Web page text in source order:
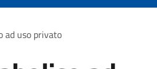
ad uso privato